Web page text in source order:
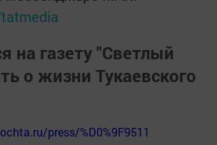
на газету "Светлый
о жизни Тукаевского
press/%D0%9F9511